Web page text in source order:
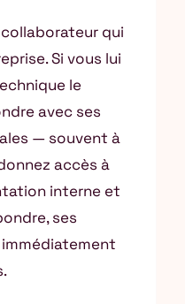
qui
Si vous lui
le
avec ses
— souvent à
accès à
interne et
ses